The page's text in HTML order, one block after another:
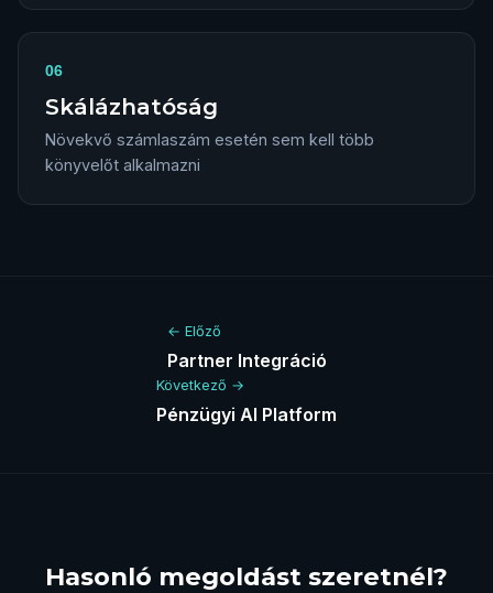
06
Skálázhatóság
Növekvő számlaszám esetén sem kell több
könyvelőt alkalmazni
← Előző
Partner Integráció
Következő →
Pénzügyi AI Platform
Hasonló megoldást szeretnél?